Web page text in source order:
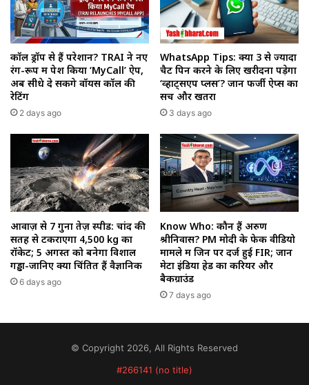
कॉल ड्रॉप से हैं परेशान? TRAI ने नए
रंग-रूप में पेश किया ‘MyCall’ ऐप,
अब सीधे दे सकेंगे वॉयस कॉल की
रेटिंग
2 days ago
WhatsApp Tips: क्या 3 से ज्यादा
चैट पिन करने के लिए खरीदना पड़ेगा
‘व्हाट्सएप प्लस’? जानें फर्जी ऐप्स का
सच और खतरा
3 days ago
आवाज़ से 7 गुना तेज़ स्पीड: चांद की
सतह से टकराएगा 4,500 kg का
रॉकेट; 5 अगस्त को बनेगा विशाल
गड्ढा-जानिए क्यों चिंतित हैं वैज्ञानिक
6 days ago
Know Who: कौन हैं अरुण
श्रीनिवास? PM मोदी के फेक वीडियो
मामले में जिन पर दर्ज हुई FIR; जानें
मेटा इंडिया हेड का करियर और
बैकग्राउंड
7 days ago
© Copyright 2026, All Rights Reserved
#266141 (no title)